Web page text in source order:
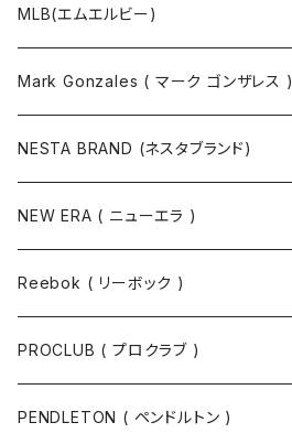
MLB(エムエルビー)
Mark Gonzales ( マーク ゴンザレス )
NESTA BRAND (ネスタブランド)
NEW ERA ( ニューエラ )
Reebok ( リーボック )
PROCLUB ( プロクラブ )
PENDLETON ( ペンドルトン )